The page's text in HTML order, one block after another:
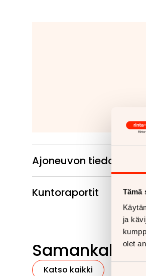
Tämä
ja
olet
Ajoneuvon tiedot
Kuntoraportit
Katso kaikki